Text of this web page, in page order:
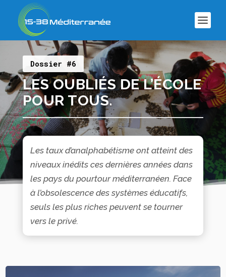
Dossier #6
LES OUBLIÉS DE L’ÉCOLE
POUR TOUS.
Les taux d’analphabétisme ont atteint des
niveaux inédits ces dernières années dans
les pays du pourtour méditerranéen. Face
à l’obsolescence des systèmes éducatifs,
seuls les plus riches peuvent se tourner
vers le privé.